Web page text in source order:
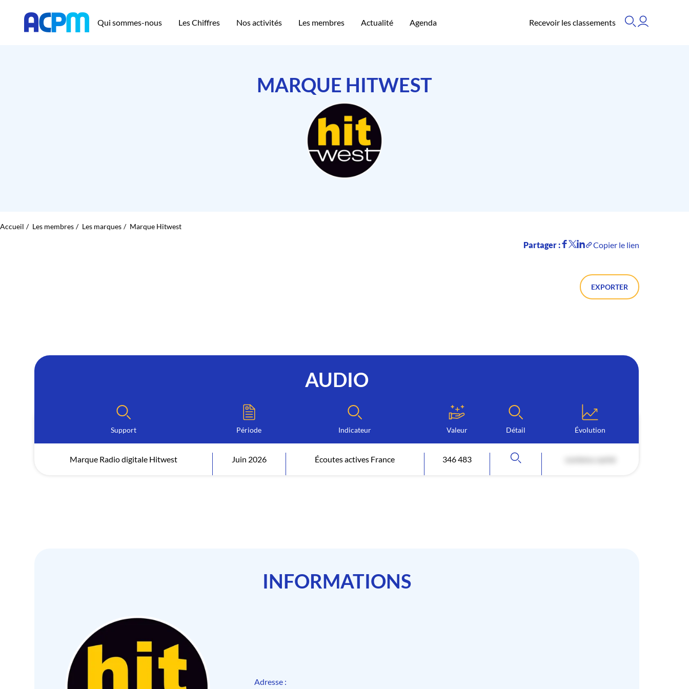
Qui sommes-nous Les Chiffres Nos activités Les membres Actualité Agenda Recevoir les classements
MARQUE HITWEST
Accueil Les membres Les marques Marque Hitwest
Partager : Copier le lien
EXPORTER
AUDIO
Support Période Indicateur Valeur Détail Évolution
Marque Radio digitale Hitwest Juin 2026 Écoutes actives France 346 483 contenu caché
INFORMATIONS
Adresse :